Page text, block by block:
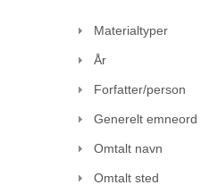
Materialtyper
År
Forfatter/person
Generelt emneord
Omtalt navn
Omtalt sted